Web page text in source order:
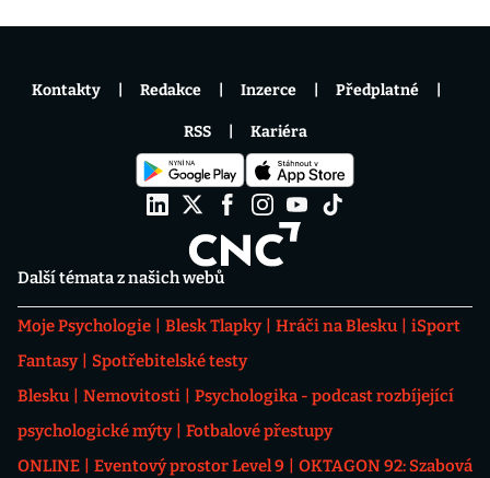
Další témata z našich webů
Moje Psychologie Blesk Tlapky Hráči na Blesku
iSport
Fantasy
Spotřebitelské testy
Blesku
Nemovitosti
Psychologika - podcast rozbíjející
psychologické mýty
Fotbalové přestupy
ONLINE
Eventový prostor Level 9
OKTAGON 92: Szabová
Kontakty Redakce Inzerce Předplatné
RSS Kariéra